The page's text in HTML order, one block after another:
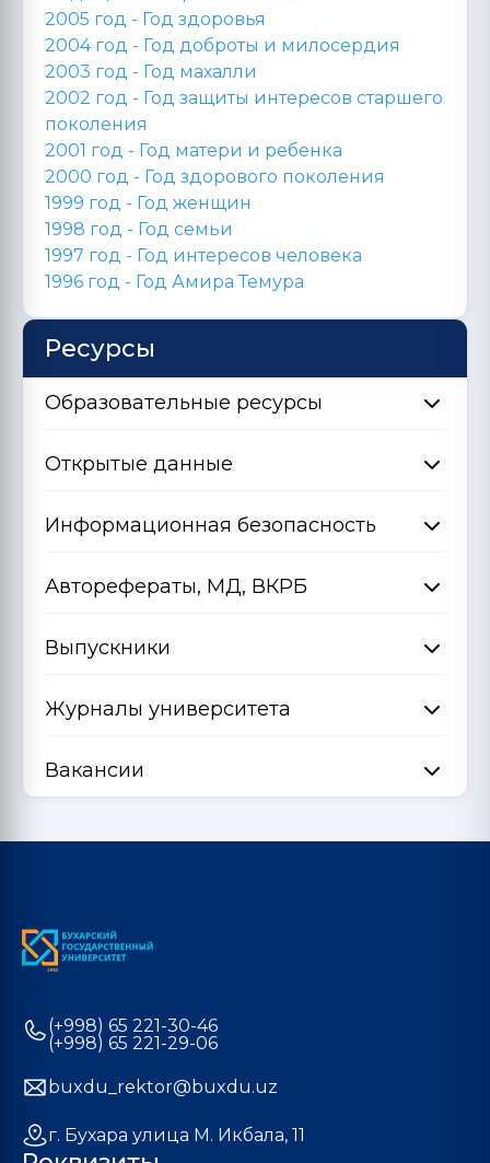
2005 год - Год здоровья
2004 год - Год доброты и милосердия
2003 год - Год махалли
2002 год - Год защиты интересов старшего
поколения
2001 год - Год матери и ребенка
2000 год - Год здорового поколения
1999 год - Год женщин
1998 год - Год семьи
1997 год - Год интересов человека
1996 год - Год Амира Темура
Ресурсы
Образовательные ресурсы
Открытые данные
Информационная безопасность
Авторефераты, МД, ВКРБ
Выпускники
Журналы университета
Вакансии
(+998) 65 221-30-46
(+998) 65 221-29-06
buxdu_rektor@buxdu.uz
г. Бухара улица М. Икбала, 11